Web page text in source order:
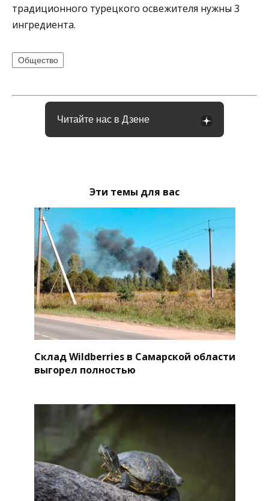
традиционного турецкого освежителя нужны 3
ингредиента.
Общество
Читайте нас в Дзене
Эти темы для вас
Склад Wildberries в Самарской области
выгорел полностью